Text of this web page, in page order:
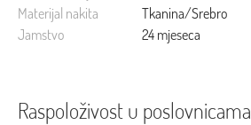
Materijal nakita
Tkanina/Srebro
Jamstvo
24 mjeseca
Raspoloživost u poslovnicama